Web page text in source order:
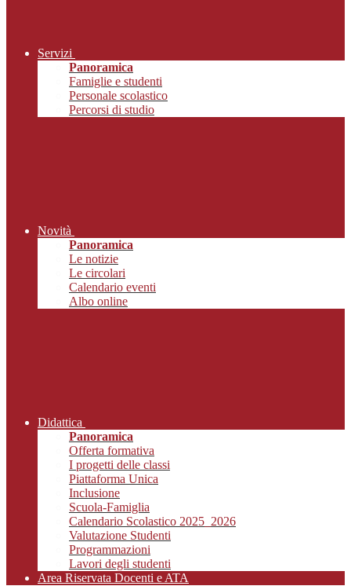
Servizi
Panoramica
Famiglie e studenti
Personale scolastico
Percorsi di studio
Novità
Panoramica
Le notizie
Le circolari
Calendario eventi
Albo online
Didattica
Panoramica
Offerta formativa
I progetti delle classi
Piattaforma Unica
Inclusione
Scuola-Famiglia
Calendario Scolastico 2025_2026
Valutazione Studenti
Programmazioni
Lavori degli studenti
Area Riservata Docenti e ATA